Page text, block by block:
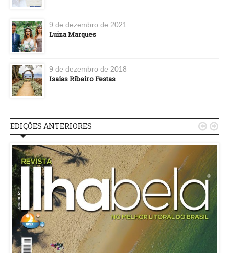
9 de dezembro de 2021
Luiza Marques
9 de dezembro de 2018
Isaias Ribeiro Festas
EDIÇÕES ANTERIORES  